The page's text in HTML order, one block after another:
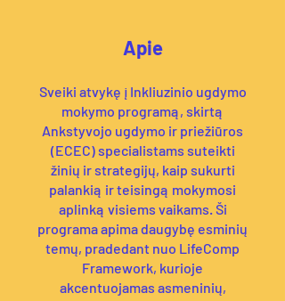
Apie
Sveiki atvykę į Inkliuzinio ugdymo
mokymo programą, skirtą
Ankstyvojo ugdymo ir priežiūros
(ECEC) specialistams suteikti
žinių ir strategijų, kaip sukurti
palankią ir teisingą mokymosi
aplinką visiems vaikams. Ši
programa apima daugybę esminių
temų, pradedant nuo LifeComp
Framework, kurioje
akcentuojamas asmeninių,